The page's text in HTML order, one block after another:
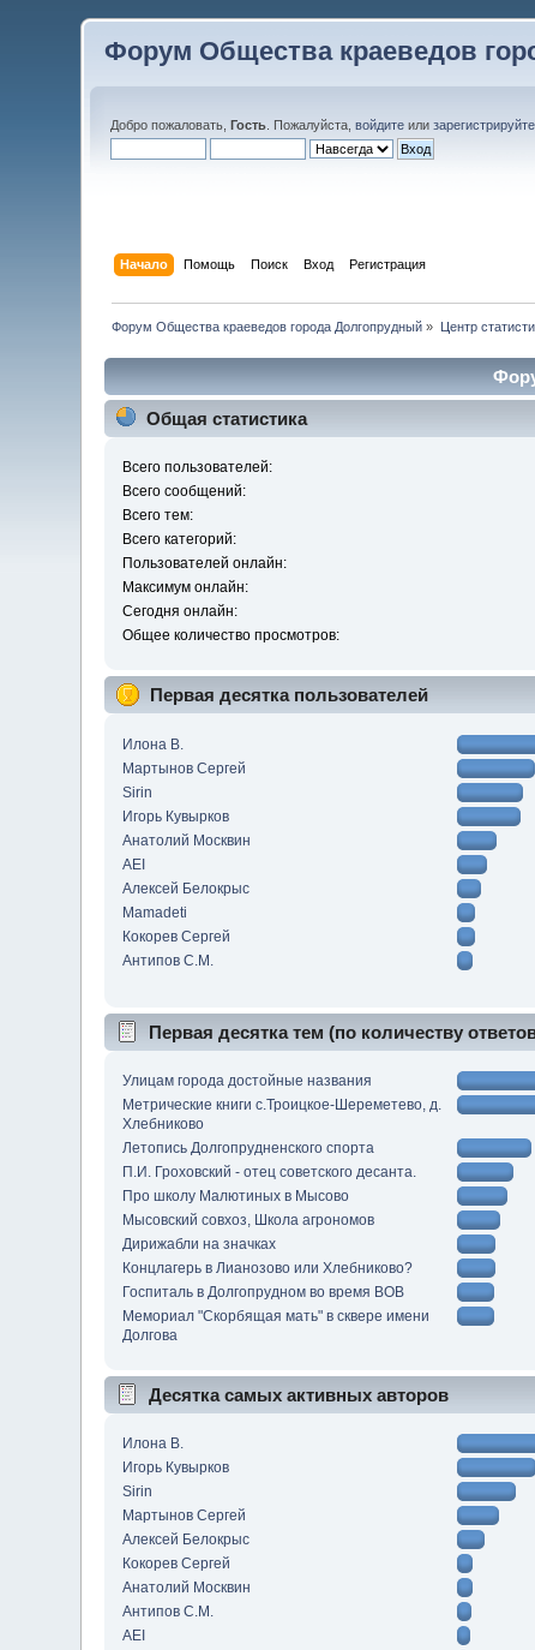
Форум Общества краеведов
Добро пожаловать,Гость . Пожалуйста,войдите или
Начало Помощь Поиск Вход Регистрация
Форум Общества краеведов города Долгопрудный » Центр
Общая статистика
Всего пользователей:
Всего сообщений:
Всего тем:
Всего категорий:
Пользователей онлайн:
Максимум онлайн:
Сегодня онлайн:
Общее количество просмотров:
Первая десятка пользователей
Илона В.
Мартынов Сергей
Sirin
Игорь Кувырков
Анатолий Москвин
AEI
Алексей Белокрыс
Mamadeti
Кокорев Сергей
Антипов С.М.
Первая десятка тем (по количеству
Улицам города достойные названия
Метрические книги с.Троицкое-Шереметево, д.
Хлебниково
Летопись Долгопрудненского спорта
П.И. Гроховский - отец советского десанта.
Про школу Малютиных в Мысово
Мысовский совхоз, Школа агрономов
Дирижабли на значках
Концлагерь в Лианозово или Хлебниково?
Госпиталь в Долгопрудном во время ВОВ
Мемориал "Скорбящая мать" в сквере имени
Долгова
Десятка самых активных авторов
Илона В.
Игорь Кувырков
Sirin
Мартынов Сергей
Алексей Белокрыс
Кокорев Сергей
Анатолий Москвин
Антипов С.М.
AEI